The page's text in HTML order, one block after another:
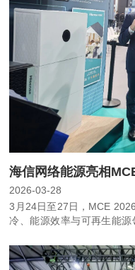
2026-03-28
3月24日至27日，MCE
冷、能源效率与可再生能源
能力的重要舞台。此次，
COOL ZONE”为主题，借